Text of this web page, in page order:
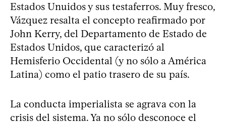
Estados Unuidos y sus testaferros. Muy fresco,
Vázquez resalta el concepto reafirmado por
John Kerry, del Departamento de Estado de
Estados Unidos, que caracterizó al
Hemisferio Occidental (y no sólo a América
Latina) como el patio trasero de su país.
La conducta imperialista se agrava con la
crisis del sistema. Ya no sólo desconoce el